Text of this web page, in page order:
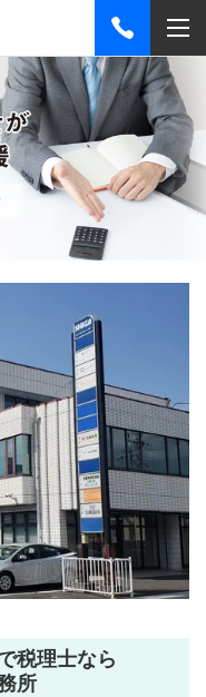
税理士なら
所